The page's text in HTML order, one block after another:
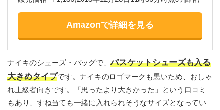
Amazonで詳細を見る
ナイキのシューズ・バッグで、バスケットシューズも入る
大きめタイプです。ナイキのロゴマークも黒いため、おしゃ
れ上級者向きです。「思ったより大きかった」という口コミ
もあり、すね当ても一緒に入れられそうなサイズとなってい